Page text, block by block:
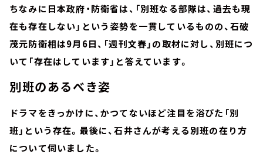
ちなみに日本政府・防衛省は、「別班なる部隊は、過去も現
在も存在しない」という姿勢を一貫しているものの、石破
茂元防衛相は9月6日、「週刊文春」の取材に対し、別班につ
いて「存在はしています」と答えています。
別班のあるべき姿
ドラマをきっかけに、かつてないほど注目を浴びた「別
班」という存在。最後に、石井さんが考える別班の在り方
について伺いました。